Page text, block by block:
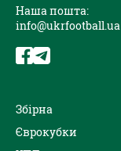
Наша пошта:
info@ukrfootball.ua
Збірна
Єврокубки